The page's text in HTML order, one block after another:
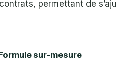
permettant de
sur-mesure